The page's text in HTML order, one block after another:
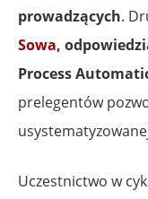
prowadzących.
Sowa,
Process
prelegentów
Uczestnictwo w